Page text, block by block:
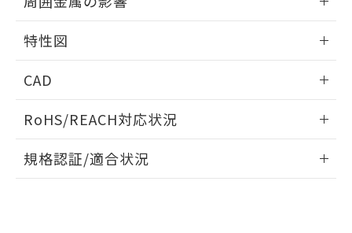
相互干渉
A: 30mm以上、B: 20mm以上
周囲金属の影響
特性図
検出物体の大きさと材質による影響
CAD
ドすることができます。
ログイン/会員登録
RoHS/REACH対応状況
EU RoHS 注意事項・凡例
規格認証/適合状況
欄に対応日を記載しておりました。
既に当社にて対応品への在庫切替を完了
り、2022年1月12日より割愛しておりま
す。